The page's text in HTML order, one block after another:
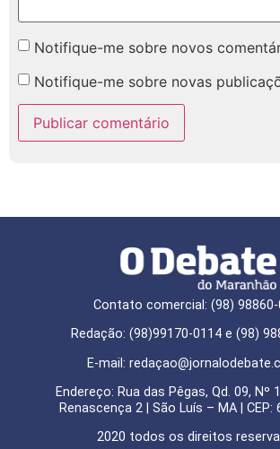
Notifique-me sobre novos
Notifique-me sobre novas
Contato comercial: (98) 98860-
Redação: (98)99170-0114 e (98)
E-mail:
Endereço: Rua das Pêgas, Qd. 09, Nº
Renascença 2 | São Luís – MA | CEP:
2020 todos os direitos